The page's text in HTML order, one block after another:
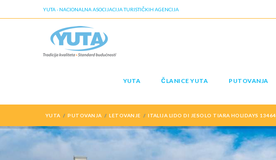
YUTA - NACIONALNA ASOCIJACIJA TURISTIČKIH AGENCIJA
YUTA ČLANICE YUTA PUTOVANJA
YUTA PUTOVANJA LETOVANJE ITALIJA LIDO DI JESOLO TIARA HOLIDAYS 13464